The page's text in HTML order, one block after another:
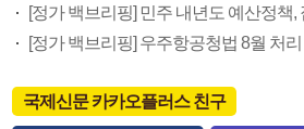
국제신문 카카오플러스 친구